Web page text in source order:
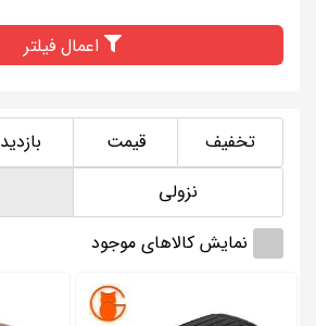
تخفیف قیمت بازدید
نزولی
نمایش کالاهای موجود